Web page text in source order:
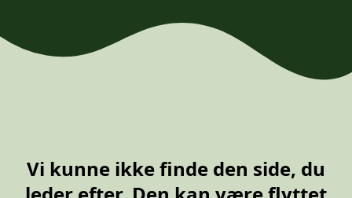
Vi kunne ikke finde den side, du